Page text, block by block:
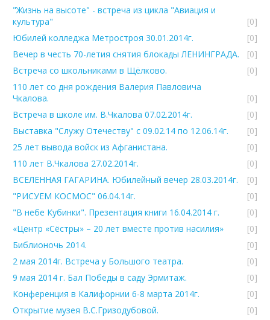
"Жизнь на высоте" - встреча из цикла "Авиация и
культура"
[0]
Юбилей колледжа Метростроя 30.01.2014г.
[0]
Вечер в честь 70-летия снятия блокады ЛЕНИНГРАДА.
[0]
Встреча со школьниками в Щёлково.
[0]
110 лет со дня рождения Валерия Павловича
Чкалова.
[0]
Встреча в школе им. В.Чкалова 07.02.2014г.
[0]
Выставка "Служу Отечеству" с 09.02.14 по 12.06.14г.
[0]
25 лет вывода войск из Афганистана.
[0]
110 лет В.Чкалова 27.02.2014г.
[0]
ВСЕЛЕННАЯ ГАГАРИНА. Юбилейный вечер 28.03.2014г.
[0]
"РИСУЕМ КОСМОС" 06.04.14г.
[0]
"В небе Кубинки". Презентация книги 16.04.2014 г.
[0]
«Центр «Сёстры» – 20 лет вместе против насилия»
[0]
Библионочь 2014.
[0]
2 мая 2014г. Встреча у Большого театра.
[0]
9 мая 2014 г. Бал Победы в саду Эрмитаж.
[0]
Конференция в Калифорнии 6-8 марта 2014г.
[0]
Открытие музея В.С.Гризодубовой.
[0]